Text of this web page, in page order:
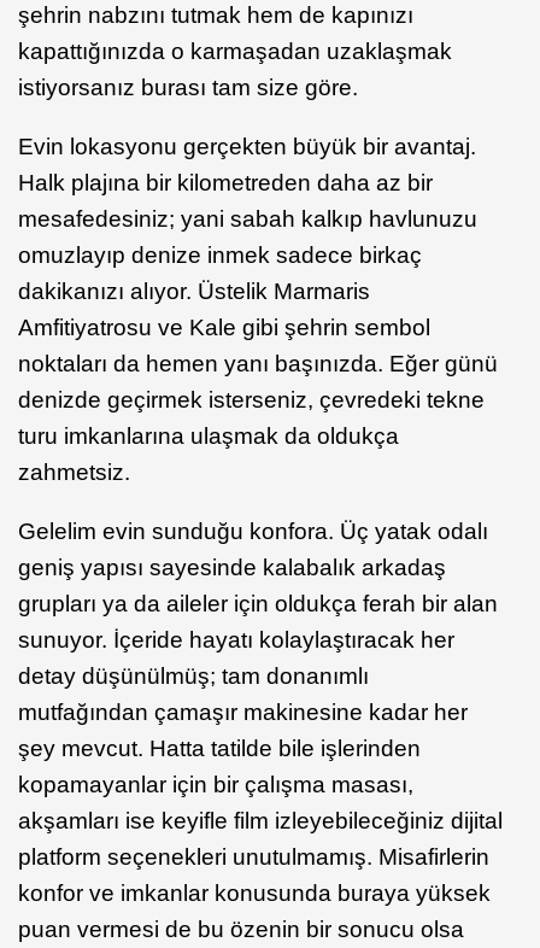
şehrin nabzını tutmak hem de kapınızı
kapattığınızda o karmaşadan uzaklaşmak
istiyorsanız burası tam size göre.
Evin lokasyonu gerçekten büyük bir avantaj.
Halk plajına bir kilometreden daha az bir
mesafedesiniz; yani sabah kalkıp havlunuzu
omuzlayıp denize inmek sadece birkaç
dakikanızı alıyor. Üstelik Marmaris
Amfitiyatrosu ve Kale gibi şehrin sembol
noktaları da hemen yanı başınızda. Eğer günü
denizde geçirmek isterseniz, çevredeki tekne
turu imkanlarına ulaşmak da oldukça
zahmetsiz.
Gelelim evin sunduğu konfora. Üç yatak odalı
geniş yapısı sayesinde kalabalık arkadaş
grupları ya da aileler için oldukça ferah bir alan
sunuyor. İçeride hayatı kolaylaştıracak her
detay düşünülmüş; tam donanımlı
mutfağından çamaşır makinesine kadar her
şey mevcut. Hatta tatilde bile işlerinden
kopamayanlar için bir çalışma masası,
akşamları ise keyifle film izleyebileceğiniz dijital
platform seçenekleri unutulmamış. Misafirlerin
konfor ve imkanlar konusunda buraya yüksek
puan vermesi de bu özenin bir sonucu olsa